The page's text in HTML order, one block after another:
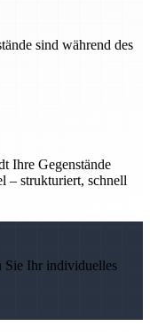
sind während des
Ihre Gegenstände
– strukturiert, schnell
Sie Ihr individuelles